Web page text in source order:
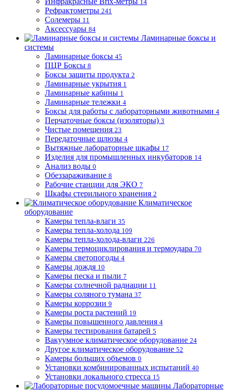
14
Рефрактометры 241
Солемеры 11
Аксессуары 84
Ламинарные боксы и
системы
Ламинарные боксы 45
ПЦР Боксы 8
Боксы защиты продукта 2
Ламинарные укрытия 1
Ламинарные кабины 1
Ламинарные тележки 4
Боксы для работы с лабораторными животными 4
Перчаточные боксы (изоляторы) 3
Чистые помещения 23
Передаточные шлюзы 4
Вытяжные лабораторные шкафы 17
Изделия для промышленных инкубаторов 14
Анализ воды 0
Обеззараживание 8
Рабочие станции для ЭКО 7
Шкафы стерильного хранения 2
Климатическое
оборудование
Камеры тепла-влаги 35
Камеры тепла-холода 109
Камеры тепла-холода-влаги 226
Камеры термоциклирования и термоудара 70
Камеры светопогоды 4
Камеры дождя 10
Камеры песка и пыли 7
Камеры солнечной радиации 11
Камеры соляного тумана 37
Камеры коррозии 9
Камеры роста растений 19
Камеры повышенного давления 4
Камеры тестирования батарей 5
Вакуумное климатическое оборудование 24
Другое климатическое оборудование 52
Камеры больших объемов 0
Установки комбинированных испытаний 40
Установки локального стресса 15
Лабораторные